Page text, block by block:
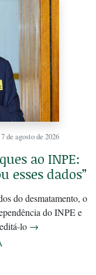
7 de agosto de 2026
ao INPE:
esses dados”
do desmatamento, o
do INPE e
lo →